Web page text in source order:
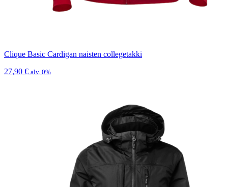
Clique Basic Cardigan naisten collegetakki
27,90 € alv. 0%